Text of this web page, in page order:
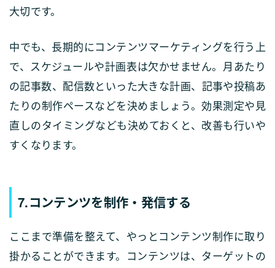
大切です。
中でも、長期的にコンテンツマーケティングを行う上
で、スケジュールや計画表は欠かせません。月あたり
の記事数、配信数といった大きな計画、記事や投稿あ
たりの制作ペースなどを決めましょう。効果測定や見
直しのタイミングなども決めておくと、改善も行いや
すくなります。
7.コンテンツを制作・発信する
ここまで準備を整えて、やっとコンテンツ制作に取り
掛かることができます。コンテンツは、ターゲットの